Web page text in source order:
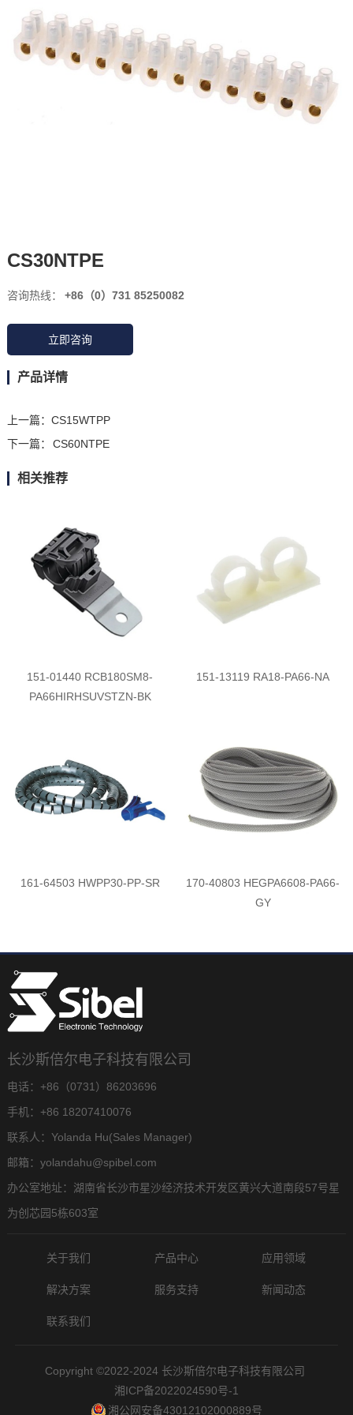
CS30NTPE
咨询热线： +86（0）731 85250082
立即咨询
产品详情
上一篇： CS15WTPP
下一篇：
CS60NTPE
相关推荐
151-01440 RCB180SM8-
PA66HIRHSUVSTZN-BK
151-13119 RA18-PA66-NA
161-64503 HWPP30-PP-SR
170-40803 HEGPA6608-PA66-
GY
长沙斯倍尔电子科技有限公司
电话：+86（0731）86203696
手机：+86 18207410076
联系人：Yolanda Hu(Sales Manager)
邮箱：yolandahu@spibel.com
办公室地址：湖南省长沙市星沙经济技术开发区黄兴大道南段57号星
为创芯园5栋603室
关于我们 产品中心 应用领域
解决方案 服务支持 新闻动态
联系我们
Copyright ©2022-2024 长沙斯倍尔电子科技有限公司
湘ICP备2022024590号-1
湘公网安备43012102000889号